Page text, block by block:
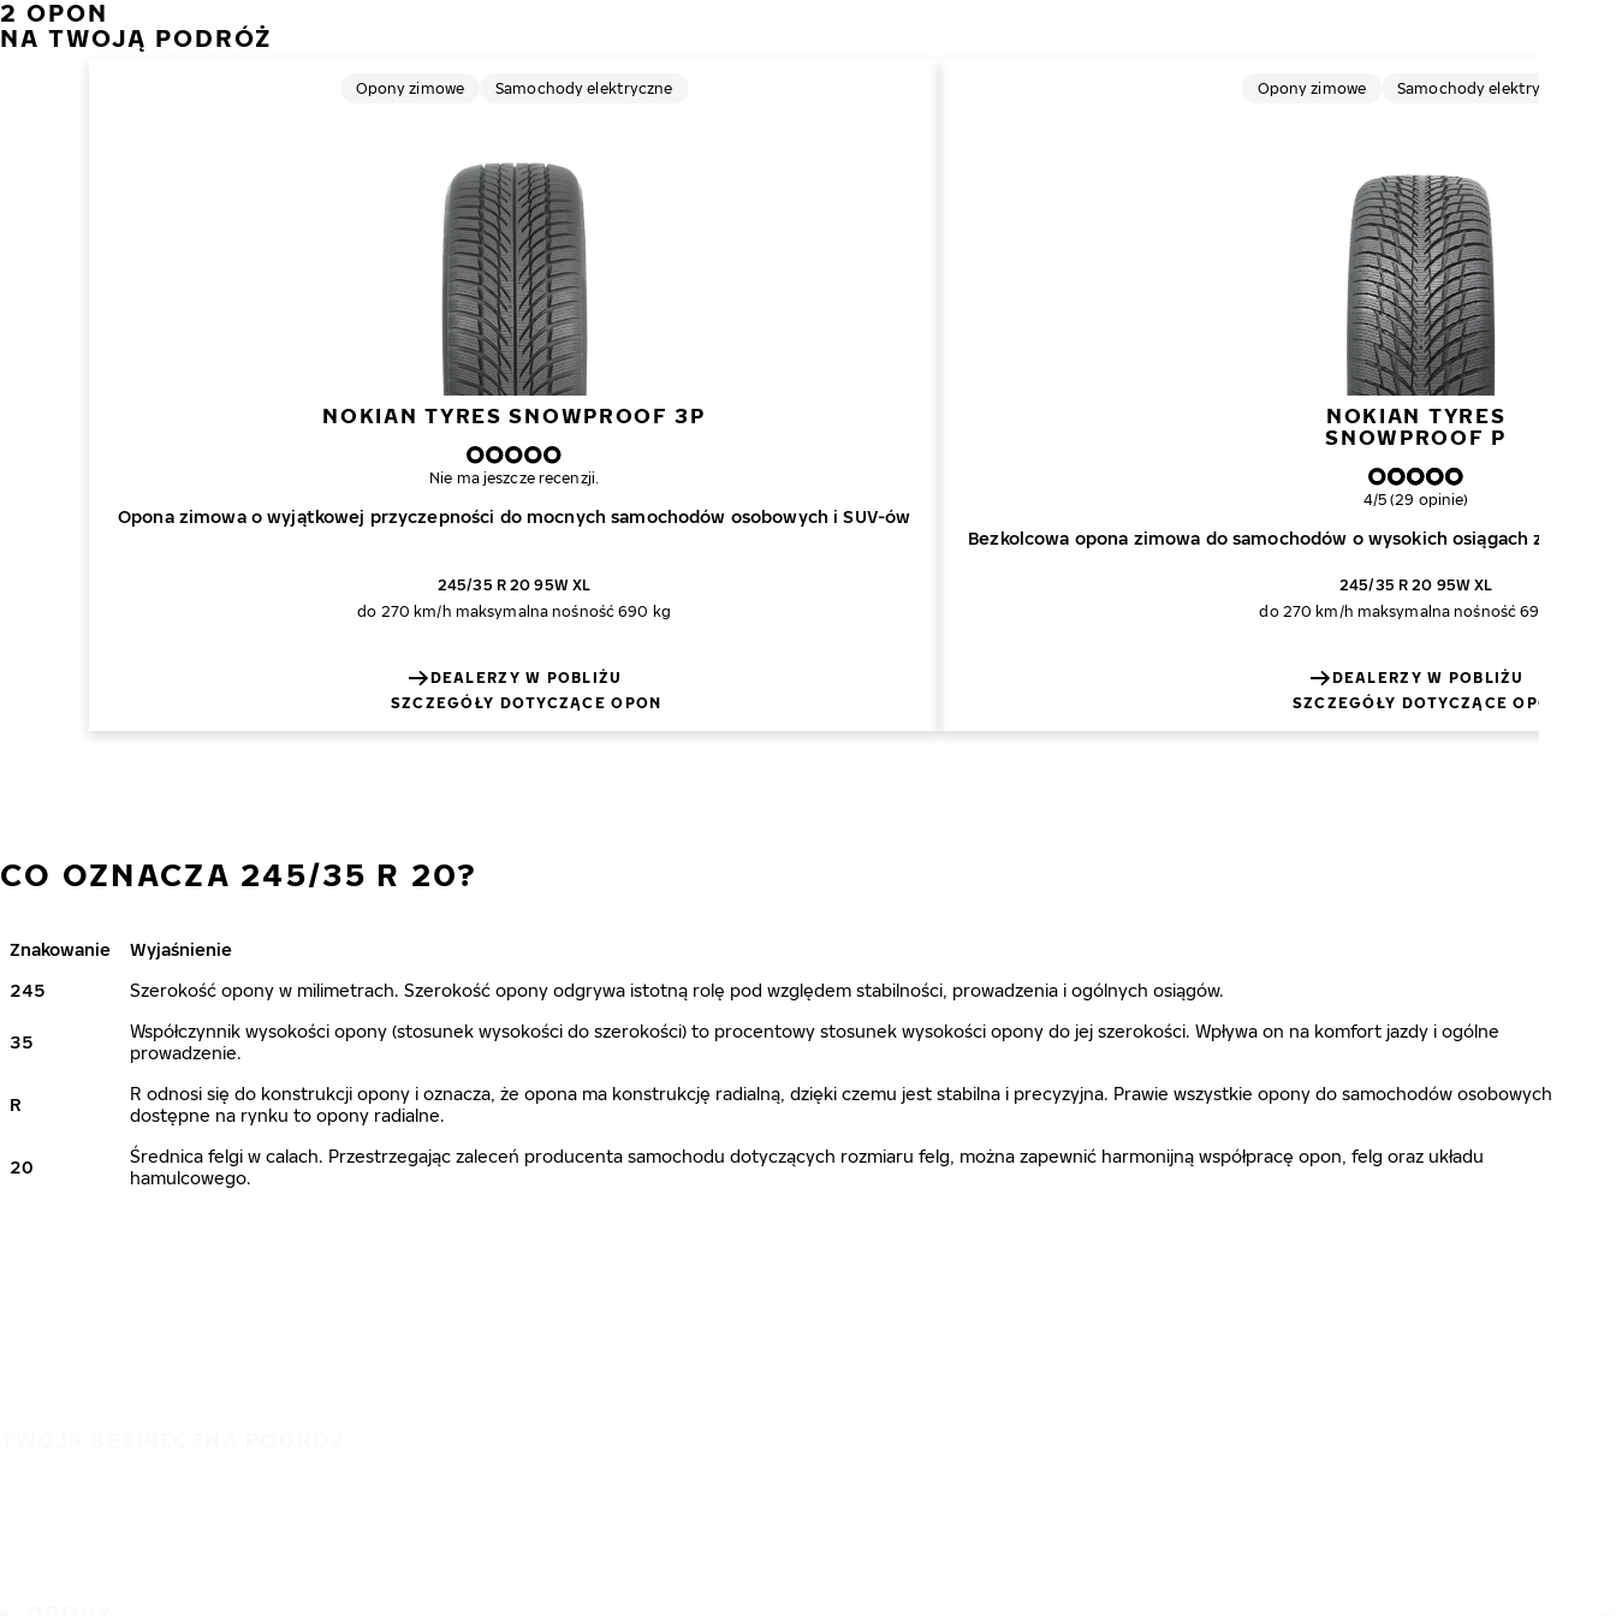
2 OPON
NA TWOJĄ PODRÓŻ
NOKIAN TYRES SNOWPROOF 3P
Opona zimowa o wyjątkowej przyczepności do mocnych samochodów osobowych i SUV-ów
Opony zimowe Samochody elektryczne
Nie ma jeszcze recenzji.
245/35 R 20 95W XL
do 270 km/h maksymalna nośność 690 kg
DEALERZY W POBLIŻU
SZCZEGÓŁY DOTYCZĄCE OPON
NOKIAN TYRES
SNOWPROOF P
Bezkolcowa opona zimowa do samochodów o wysokich osiągach z
Opony zimowe Samochody elektryczne
Ogólna ocena
4/5 (29 opinie)
245/35 R 20 95W XL
do 270 km/h maksymalna nośność 690 kg
DEALERZY W POBLIŻU
SZCZEGÓŁY DOTYCZĄCE OPON
CO OZNACZA 245/35 R 20?
Znakowanie
Wyjaśnienie
245
Szerokość opony w milimetrach. Szerokość opony odgrywa istotną rolę pod względem stabilności, prowadzenia i ogólnych osiągów.
35
Współczynnik wysokości opony (stosunek wysokości do szerokości) to procentowy stosunek wysokości opony do jej szerokości. Wpływa on na komfort jazdy i ogólne
prowadzenie.
R
R odnosi się do konstrukcji opony i oznacza, że opona ma konstrukcję radialną, dzięki czemu jest stabilna i precyzyjna. Prawie wszystkie opony do samochodów osobowych
dostępne na rynku to opony radialne.
20
Średnica felgi w calach. Przestrzegając zaleceń producenta samochodu dotyczących rozmiaru felg, można zapewnić harmonijną współpracę opon, felg oraz układu
hamulcowego.